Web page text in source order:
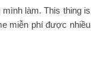
làm. This thing is
miễn phí được nhiều